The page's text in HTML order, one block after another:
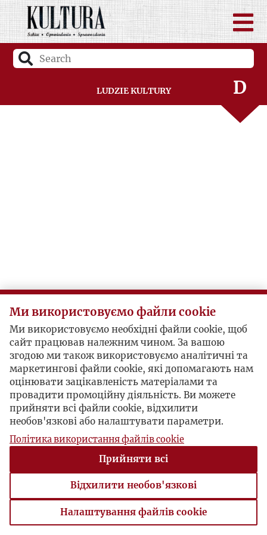
Ludzie Kultury
B
C
D
F
K
Ł
O
P
Ми використовуємо файли cookie
Ми використовуємо необхідні файли cookie, щоб
сайт працював належним чином. За вашою
згодою ми також використовуємо аналітичні та
маркетингові файли cookie, які допомагають нам
оцінювати зацікавленість матеріалами та
провадити промоційну діяльність. Ви можете
прийняти всі файли cookie, відхилити
необов'язкові або налаштувати параметри.
Політика використання файлів cookie
Прийняти всі
Відхилити необов'язкові
Налаштування файлів cookie
Налаштування файлів cookie